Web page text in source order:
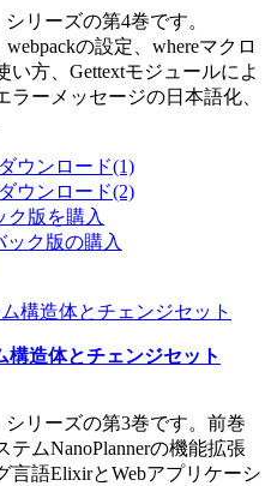
リーズの第4巻です。
の設定、whereマクロ
方、Gettextモジュールによ
ーメッセージの日本語化、
ウンロード(1)
ウンロード(2)
ク版を購入
ク版の購入
造体とチェンジセット
リーズの第3巻です。前巻
ムNanoPlannerの機能拡張
言語ElixirとWebアプリケーシ